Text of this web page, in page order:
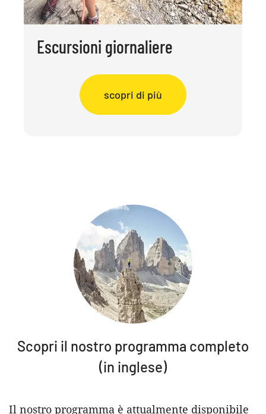
Escursioni giornaliere
scopri di più
Scopri il nostro programma completo
(in inglese)
Il nostro programma è attualmente disponibile